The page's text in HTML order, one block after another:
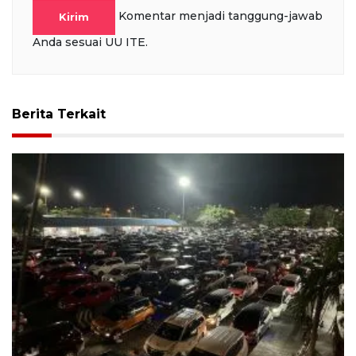
Kirim
Komentar menjadi tanggung-jawab
Anda sesuai UU ITE.
Berita Terkait